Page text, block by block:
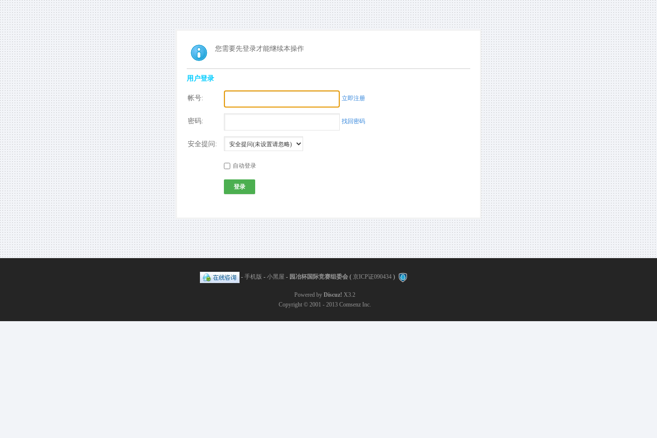
您需要先登录才能继续本操作
用户登录
帐号: 立即注册
密码: 找回密码
安全提问:
自动登录
登录
- 手机版 - 小黑屋 - 园冶杯国际竞赛组委会 ( 京ICP证090434 )
Powered by Discuz! X3.2
Copyright © 2001 - 2013 Comsenz Inc.